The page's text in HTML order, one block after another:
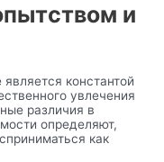
и
константой
увлечения
различия в
определяют,
как